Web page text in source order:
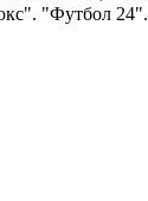
"Футбол 24".